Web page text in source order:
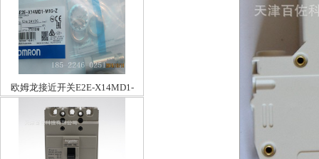
欧姆龙接近开关E2E-X14MD1-
M1G-Z